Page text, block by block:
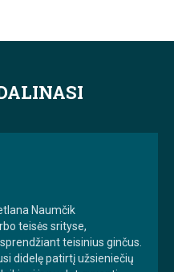
Naumčik
teisės srityse,
teisinius ginčus.
didelę patirtį užsieniečių